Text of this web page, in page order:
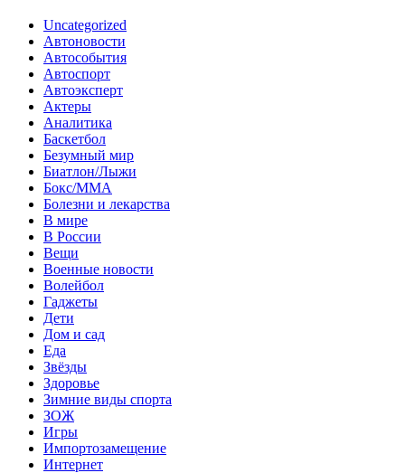
Uncategorized
Автоновости
Автособытия
Автоспорт
Автоэксперт
Актеры
Аналитика
Баскетбол
Безумный мир
Биатлон/Лыжи
Бокс/MMA
Болезни и лекарства
В мире
В России
Вещи
Военные новости
Волейбол
Гаджеты
Дети
Дом и сад
Еда
Звёзды
Здоровье
Зимние виды спорта
ЗОЖ
Игры
Импортозамещение
Интернет